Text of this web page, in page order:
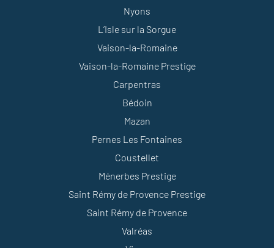
Nyons
L’Isle sur la Sorgue
Vaison-la-Romaine
Vaison-la-Romaine Prestige
Carpentras
Bédoin
Mazan
Pernes Les Fontaines
Coustellet
Ménerbes Prestige
Saint Rémy de Provence Prestige
Saint Rémy de Provence
Valréas